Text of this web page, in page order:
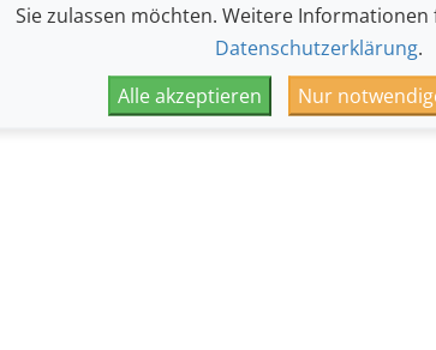
Parkett links
Sie zulassen möchten. Weitere
Datenschutzerklärung.
Alle akzeptieren
Nur